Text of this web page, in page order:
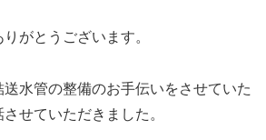
がとうございます。
水管の整備のお手伝いをさせていた
せていただきました。